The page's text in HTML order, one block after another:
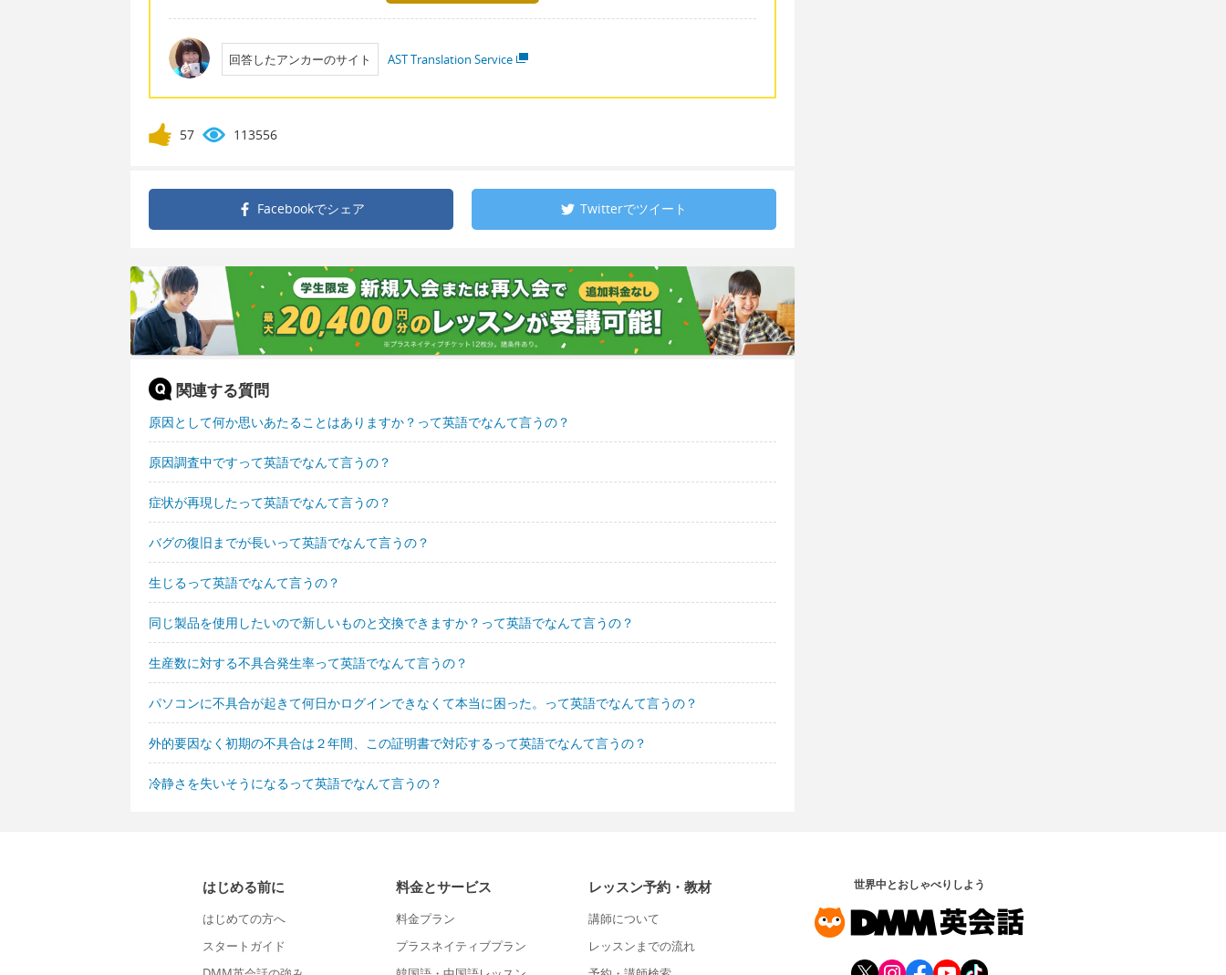
回答したアンカーのサイト AST Translation Service
57 113556
Facebookでシェア Twitterでツイート
関連する質問
原因として何か思いあたることはありますか？って英語でなんて言うの？
原因調査中ですって英語でなんて言うの？
症状が再現したって英語でなんて言うの？
バグの復旧までが長いって英語でなんて言うの？
生じるって英語でなんて言うの？
同じ製品を使用したいので新しいものと交換できますか？って英語でなんて言うの？
生産数に対する不具合発生率って英語でなんて言うの？
パソコンに不具合が起きて何日かログインできなくて本当に困った。って英語でなんて言うの？
外的要因なく初期の不具合は２年間、この証明書で対応するって英語でなんて言うの？
冷静さを失いそうになるって英語でなんて言うの？
はじめる前に
はじめての方へ
スタートガイド
料金とサービス
料金プラン
プラスネイティブプラン
レッスン予約・教材
講師について
レッスンまでの流れ
世界中とおしゃべりしよう